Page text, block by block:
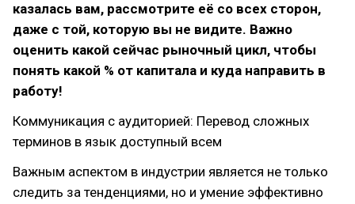
казалась вам, рассмотрите её со всех сторон,
даже с той, которую вы не видите. Важно
оценить какой сейчас рыночный цикл, чтобы
понять какой % от капитала и куда направить в
работу!
Коммуникация с аудиторией: Перевод сложных
терминов в язык доступный всем
Важным аспектом в индустрии является не только
следить за тенденциями, но и умение эффективно